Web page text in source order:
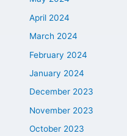
April 2024
March 2024
February 2024
January 2024
December 2023
November 2023
October 2023